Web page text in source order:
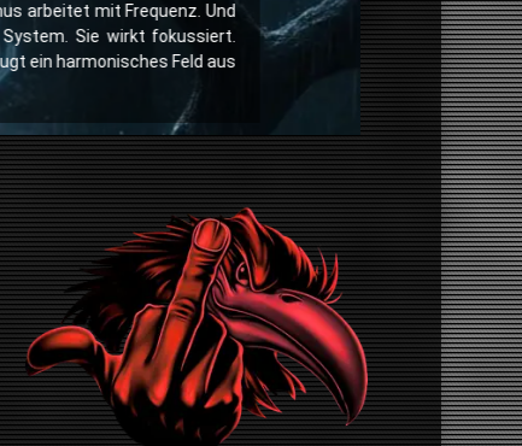
arbeitet mit Frequenz. Und
Sie wirkt fokussiert.
ein harmonisches Feld aus